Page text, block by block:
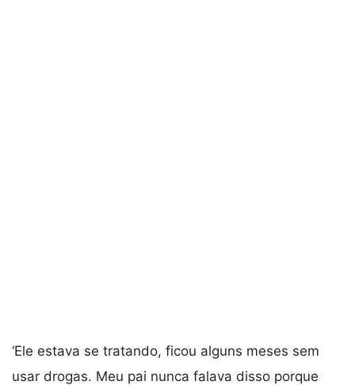
‘Ele estava se tratando, ficou alguns meses sem
usar drogas. Meu pai nunca falava disso porque